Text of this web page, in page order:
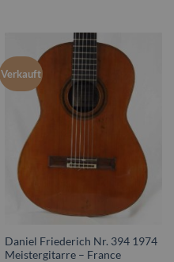
Verkauft
Daniel Friederich Nr. 394 1974
Meistergitarre – France